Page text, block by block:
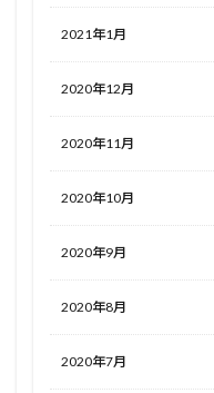
2021年1月
2020年12月
2020年11月
2020年10月
2020年9月
2020年8月
2020年7月